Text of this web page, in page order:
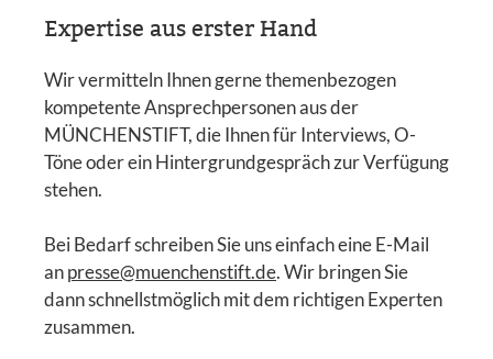
Expertise aus erster Hand
Wir vermitteln Ihnen gerne themenbezogen
kompetente Ansprechpersonen aus der
MÜNCHENSTIFT, die Ihnen für Interviews, O-
Töne oder ein Hintergrundgespräch zur Verfügung
stehen.
Bei Bedarf schreiben Sie uns einfach eine E-Mail
anpresse@muenchenstift.de. Wir bringen Sie
dann schnellstmöglich mit dem richtigen Experten
zusammen.